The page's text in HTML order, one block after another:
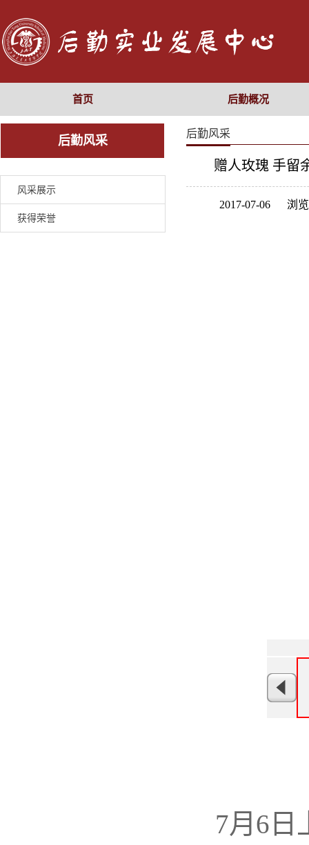
首页 后勤概况
后勤风采
风采展示
获得荣誉
后勤风采
赠人玫瑰 手留
2017-07-06 浏
7月6日